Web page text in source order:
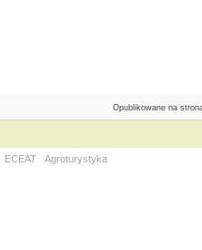
Opublikowane na
ECEAT Agroturystyka